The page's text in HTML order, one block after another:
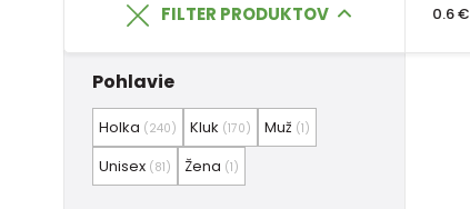
FILTER PRODUKTOV
Pohlavie
Holka (240) Kluk (170) Muž (1)
Unisex (81) Žena (1)
0.6 €